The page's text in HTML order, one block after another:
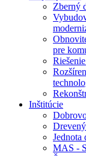
Zberný
pre
Inštitúcie
Jednota
MAS -